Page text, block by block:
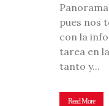
pues nos
con la
tarea en
tanto y...
Read More